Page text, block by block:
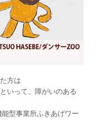
方は
いって、障がいのある
型事業所ふきあげワー